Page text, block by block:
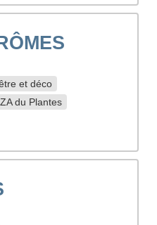
et déco
ZA du Plantes